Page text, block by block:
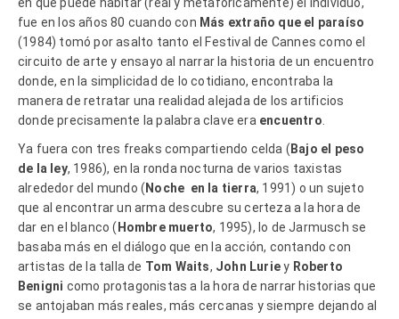
fue en los años 80 cuando con Más extraño que el paraíso
(1984) tomó por asalto tanto el Festival de Cannes como el
circuito de arte y ensayo al narrar la historia de un encuentro
donde, en la simplicidad de lo cotidiano, encontraba la
manera de retratar una realidad alejada de los artificios
donde precisamente la palabra clave era encuentro
Ya fuera con tres freaks compartiendo celda (Bajo el peso
de la ley, 1986), en la ronda nocturna de varios taxistas
alrededor del mundo (Noche en la tierra, 1991) o un sujeto
que al encontrar un arma descubre su certeza a la hora de
dar en el blanco (Hombre muerto, 1995), lo de Jarmusch se
basaba más en el diálogo que en la acción, contando con
artistas de la talla de Tom Waits, John Luriey Roberto
Benigni como protagonistas a la hora de narrar historias que
se antojaban más reales, más cercanas y siempre dejando al